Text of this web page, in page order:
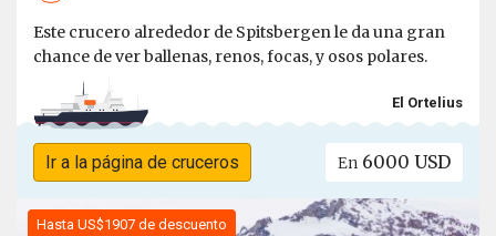
Este crucero alrededor de Spitsbergen le da una gran
chance de ver ballenas, renos, focas, y osos polares.
El Ortelius
Ir a la página de cruceros En 6000 USD
Hasta US$1907 de descuento